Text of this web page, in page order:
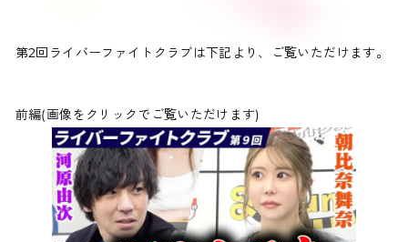
第2回ライバーファイトクラブは下記より、ご覧いただけます。
前編(画像をクリックでご覧いただけます)